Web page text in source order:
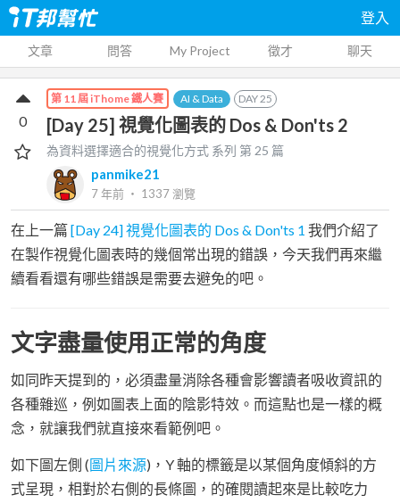
登入
文章 問答 My Project 徵才 聊天
第 11 屆 iThome 鐵人賽 AI & Data DAY25
[Day 25] 視覺化圖表的 Dos & Don'ts 2
為資料選擇適合的視覺化方式 系列 第25 篇
panmike21
7 年前 ‧ 1337瀏覽
0
在上一篇[Day 24] 視覺化圖表的 Dos & Don'ts 1 我們介紹了
在製作視覺化圖表時的幾個常出現的錯誤，今天我們再來繼
續看看還有哪些錯誤是需要去避免的吧。
文字盡量使用正常的角度
如同昨天提到的，必須盡量消除各種會影響讀者吸收資訊的
各種雜巡，例如圖表上面的陰影特效。而這點也是一樣的概
念，就讓我們就直接來看範例吧。
如下圖左側 (圖片來源)，Y 軸的標籤是以某個角度傾斜的方
式呈現，相對於右側的長條圖，的確閱讀起來是比較吃力